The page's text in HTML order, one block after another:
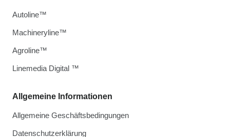
Allgemeine Informationen
Allgemeine Geschäftsbedingungen
Datenschutzerklärung
Autoline™
Machineryline™
Agroline™
Linemedia Digital ™